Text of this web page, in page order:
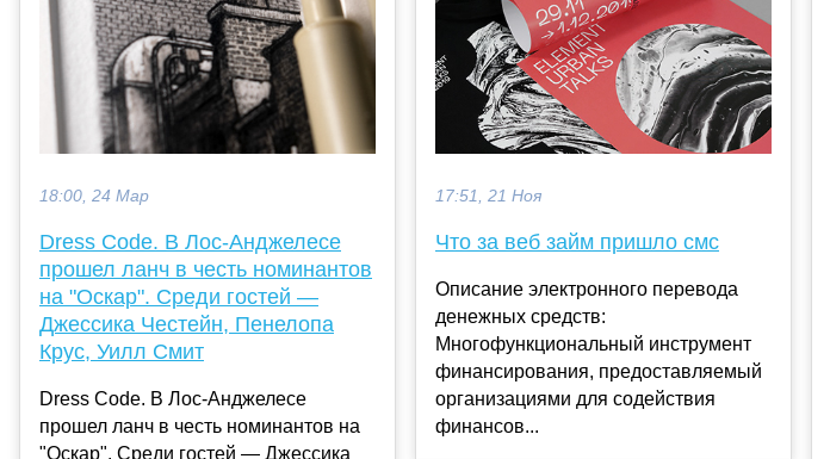
18:00, 24 Мар
Dress Code. В Лос-Анджелесе
прошел ланч в честь номинантов
на "Оскар". Среди гостей —
Джессика Честейн, Пенелопа
Крус, Уилл Смит
Dress Code. В Лос-Анджелесе
прошел ланч в честь номинантов на
"Оскар". Среди гостей — Джессика
17:51, 21 Ноя
Что за веб займ пришло смс
Описание электронного перевода
денежных средств:
Многофункциональный инструмент
финансирования, предоставляемый
организациями для содействия
финансов...